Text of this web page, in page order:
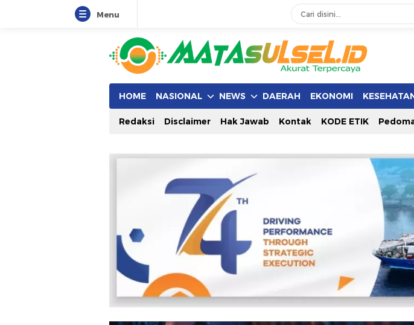
Menu
HOME NASIONAL NEWS DAERAH EKONOMI
Redaksi Disclaimer Hak Jawab Kontak KODE ETIK